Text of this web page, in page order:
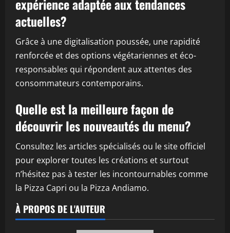
expérience adaptée aux tendances
actuelles?
Grâce à une digitalisation poussée, une rapidité
renforcée et des options végétariennes et éco-
responsables qui répondent aux attentes des
consommateurs contemporains.
Quelle est la meilleure façon de
découvrir les nouveautés du menu?
Consultez les articles spécialisés ou le site officiel
pour explorer toutes les créations et surtout
n’hésitez pas à tester les incontournables comme
la Pizza Capri ou la Pizza Andiamo.
À PROPOS DE L'AUTEUR